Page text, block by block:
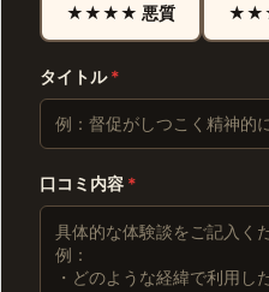
★★★★ 悪質
タイトル*
口コミ内容 *